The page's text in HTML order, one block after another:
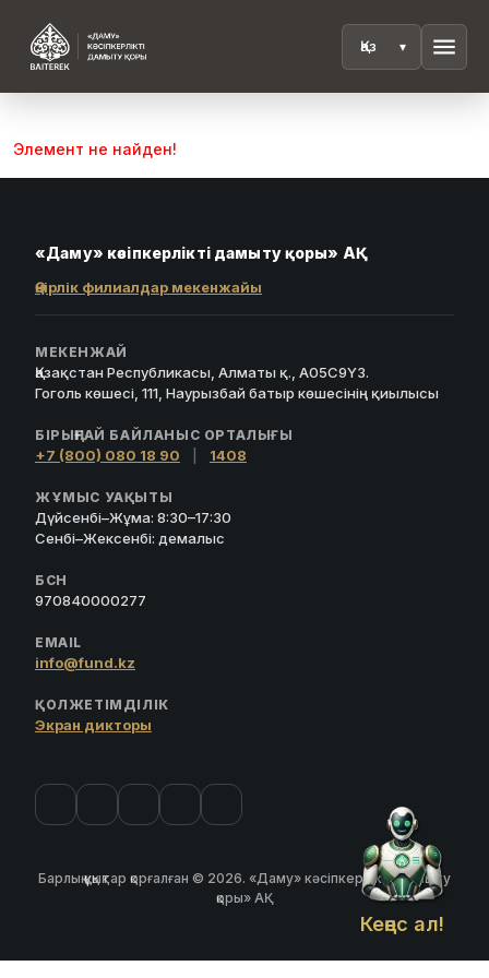
menu
Кеңес ал!
Элемент не найден!
«Даму» кәсіпкерлікті дамыту қоры» АҚ
Өңірлік филиалдар мекенжайы
МЕКЕНЖАЙ
Қазақстан Республикасы, Алматы қ., A05C9Y3.
Гоголь көшесі, 111, Наурызбай батыр көшесінің қиылысы
БІРЫҢҒАЙ БАЙЛАНЫС ОРТАЛЫҒЫ
+7 (800) 080 18 90 1408
ЖҰМЫС УАҚЫТЫ
Дүйсенбі–Жұма: 8:30–17:30
Сенбі–Жексенбі: демалыс
БСН
970840000277
EMAIL
info@fund.kz
ҚОЛЖЕТІМДІЛІК
Экран дикторы
Барлық құқықтар қорғалған © 2026. «Даму» кәсіпкерлікті дамыту
қоры» АҚ